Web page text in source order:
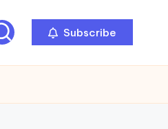
Subscribe